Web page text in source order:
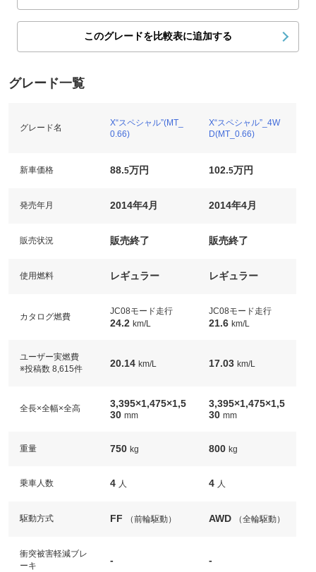
このグレードを比較表に追加する
グレード一覧
グレード名
X“スペシャル”(MT_
0.66)
X“スペシャル”_4W
D(MT_0.66)
新車価格 88.5万円 102.5万円
発売年月 2014年4月 2014年4月
販売状況 販売終了 販売終了
使用燃料 レギュラー レギュラー
カタログ燃費
JC08モード走行
24.2 km/L
JC08モード走行
21.6 km/L
ユーザー実燃費
※投稿数 8,615件
20.14 km/L 17.03 km/L
全長×全幅×全高
3,395×1,475×1,5
30 mm
3,395×1,475×1,5
30 mm
重量 750 kg 800 kg
乗車人数 4 人 4 人
駆動方式 FF （前輪駆動） AWD （全輪駆動）
衝突被害軽減ブレ
ーキ
- -